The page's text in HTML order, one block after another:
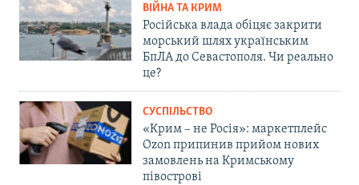
ВІЙНА ТА КРИМ
Російська влада обіцяє закрити
морський шлях українським
БпЛА до Севастополя. Чи реально
це?
СУСПІЛЬСТВО
«Крим – не Росія»: маркетплейс
Ozon припинив прийом нових
замовлень на Кримському
півострові